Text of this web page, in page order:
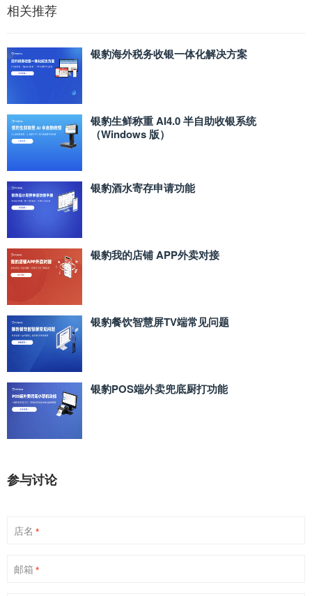
相关推荐
银豹海外税务收银一体化解决方案
银豹生鲜称重 AI4.0 半自助收银系统
（Windows 版）
银豹酒水寄存申请功能
银豹我的店铺 APP外卖对接
银豹餐饮智慧屏TV端常见问题
银豹POS端外卖兜底厨打功能
参与讨论
店名 *
邮箱 *